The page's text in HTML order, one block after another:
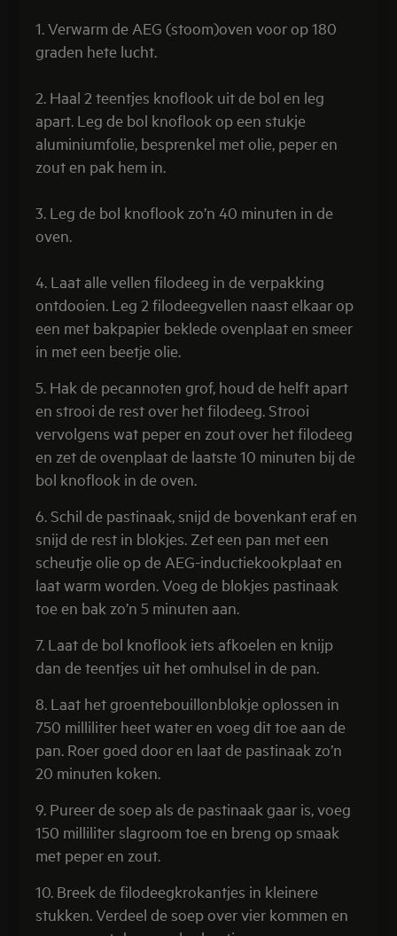
1. Verwarm de AEG (stoom)oven voor op 180
graden hete lucht.
2. Haal 2 teentjes knoflook uit de bol en leg
apart. Leg de bol knoflook op een stukje
aluminiumfolie, besprenkel met olie, peper en
zout en pak hem in.
3. Leg de bol knoflook zo’n 40 minuten in de
oven.
4. Laat alle vellen filodeeg in de verpakking
ontdooien. Leg 2 filodeegvellen naast elkaar op
een met bakpapier beklede ovenplaat en smeer
in met een beetje olie.
5. Hak de pecannoten grof, houd de helft apart
en strooi de rest over het filodeeg. Strooi
vervolgens wat peper en zout over het filodeeg
en zet de ovenplaat de laatste 10 minuten bij de
bol knoflook in de oven.
6. Schil de pastinaak, snijd de bovenkant eraf en
snijd de rest in blokjes. Zet een pan met een
scheutje olie op de AEG-inductiekookplaat en
laat warm worden. Voeg de blokjes pastinaak
toe en bak zo’n 5 minuten aan.
7. Laat de bol knoflook iets afkoelen en knijp
dan de teentjes uit het omhulsel in de pan.
8. Laat het groentebouillonblokje oplossen in
750 milliliter heet water en voeg dit toe aan de
pan. Roer goed door en laat de pastinaak zo’n
20 minuten koken.
9. Pureer de soep als de pastinaak gaar is, voeg
150 milliliter slagroom toe en breng op smaak
met peper en zout.
10. Breek de filodeegkrokantjes in kleinere
stukken. Verdeel de soep over vier kommen en